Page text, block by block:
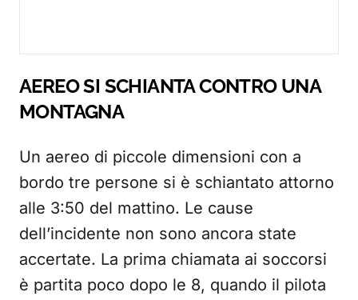
AEREO SI SCHIANTA CONTRO UNA
MONTAGNA
Un aereo di piccole dimensioni con a
bordo tre persone si è schiantato attorno
alle 3:50 del mattino. Le cause
dell’incidente non sono ancora state
accertate. La prima chiamata ai soccorsi
è partita poco dopo le 8, quando il pilota